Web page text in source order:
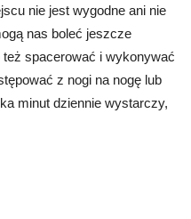
nie jest wygodne ani nie
nas boleć jeszcze
spacerować i wykonywać
z nogi na nogę lub
minut dziennie wystarczy,